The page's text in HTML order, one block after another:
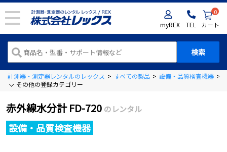
myREX TEL
0
カート
計測器・測定器レンタルのレックス > すべての製品 > 設備・品質検査機器 >
その他の登録カテゴリー
赤外線水分計 FD-720 のレンタル
設備・品質検査機器